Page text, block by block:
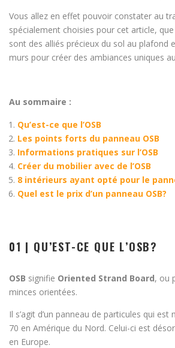
Vous allez en effet pouvoir constater au
spécialement choisies pour cet article,
sont des alliés précieux du sol au plafond
murs pour créer des ambiances uniques
Au sommaire :
Qu’est-ce que l’OSB
Les points forts du panneau OSB
Informations pratiques sur l’OSB
Créer du mobilier avec de l’OSB
8 intérieurs ayant opté pour le
Quel est le prix d’un panneau OSB?
01 | QU’EST-CE QUE L’OSB?
OSB signifie Oriented Strand Board, ou
minces orientées.
Il s’agit d’un panneau de particules qui
70 en Amérique du Nord. Celui-ci est
en Europe.